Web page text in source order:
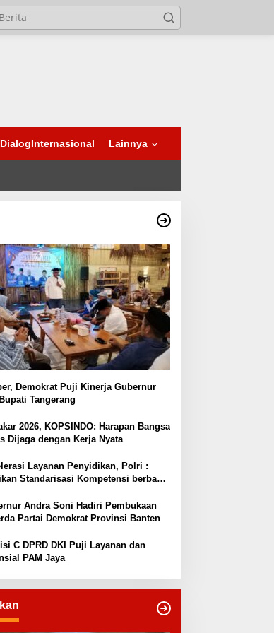
DialogInternasional Lainnya
Demokrat Puji Kinerja Gubernur
Tangerang
2026, KOPSINDO: Harapan Bangsa
Dijaga dengan Kerja Nyata
Layanan Penyidikan, Polri :
Standarisasi Kompetensi berbasis
Andra Soni Hadiri Pembukaan
Partai Demokrat Provinsi Banten
C DPRD DKI Puji Layanan dan
PAM Jaya